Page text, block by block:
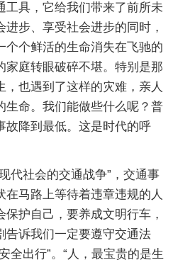
工具，它给我们带来了前所未
步、享受社会进步的同时，
个个鲜活的生命消失在飞驰的
家庭转眼破碎不堪。特别是那
也遇到了这样的灾难，亲人
生命。我们能做些什么呢？普
故降到最低。这是时代的呼
代社会的交通战争”，交通事
马路上等待着违章违规的人
护自己，要养成文明行车，
告诉我们一定要遵守交通法
全出行”。“人，最宝贵的是生